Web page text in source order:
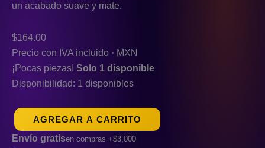
un acabado suave y mate.
$164.00
Precio con IVA incluido · MXN
¡Pocas piezas! Solo 1 disponible
Disponibilidad: 1 disponibles
AGREGAR A CARRITO
Envío gratisen compras +$3,000